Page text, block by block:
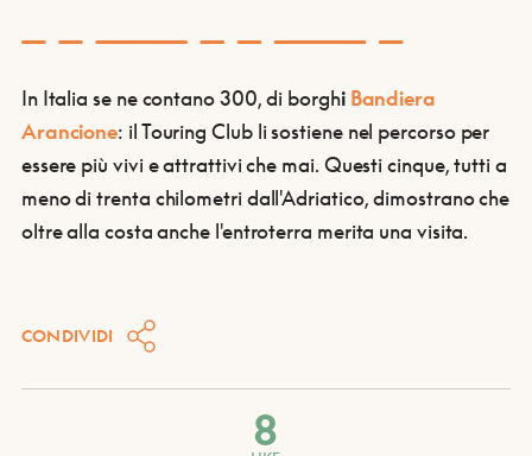
In Italia se ne contano 300, di borghi Bandiera
Arancione: il Touring Club li sostiene nel percorso per
essere più vivi e attrattivi che mai. Questi cinque, tutti a
meno di trenta chilometri dall'Adriatico, dimostrano che
oltre alla costa anche l'entroterra merita una visita.
CONDIVIDI
8